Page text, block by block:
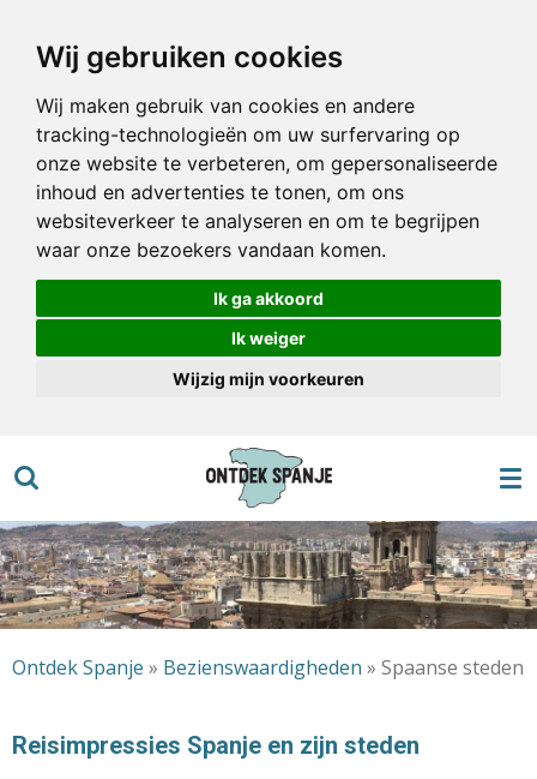
Wij gebruiken cookies
Wij maken gebruik van cookies en andere
tracking-technologieën om uw surfervaring op
onze website te verbeteren, om gepersonaliseerde
inhoud en advertenties te tonen, om ons
websiteverkeer te analyseren en om te begrijpen
waar onze bezoekers vandaan komen.
Ik ga akkoord
Ik weiger
Wijzig mijn voorkeuren
direct
hoofdinhoud
Ontdek Spanje » Bezienswaardigheden » Spaanse steden
Reisimpressies Spanje en zijn steden